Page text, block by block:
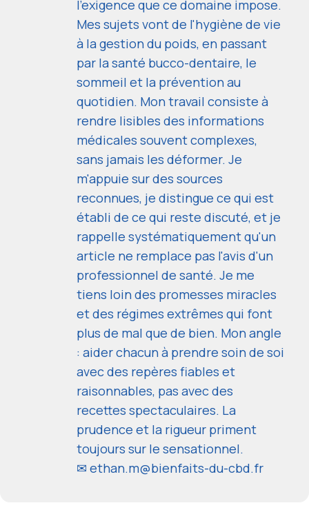
l'exigence que ce domaine impose.
Mes sujets vont de l'hygiène de vie
à la gestion du poids, en passant
par la santé bucco-dentaire, le
sommeil et la prévention au
quotidien. Mon travail consiste à
rendre lisibles des informations
médicales souvent complexes,
sans jamais les déformer. Je
m'appuie sur des sources
reconnues, je distingue ce qui est
établi de ce qui reste discuté, et je
rappelle systématiquement qu'un
article ne remplace pas l'avis d'un
professionnel de santé. Je me
tiens loin des promesses miracles
et des régimes extrêmes qui font
plus de mal que de bien. Mon angle
: aider chacun à prendre soin de soi
avec des repères fiables et
raisonnables, pas avec des
recettes spectaculaires. La
prudence et la rigueur priment
toujours sur le sensationnel.
✉ ethan.m@bienfaits-du-cbd.fr